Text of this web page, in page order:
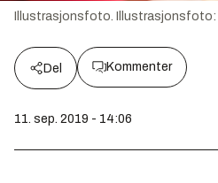
Illustrasjonsfoto. Illustrasjonsfoto:
Del Kommenter
11. sep. 2019 - 14:06